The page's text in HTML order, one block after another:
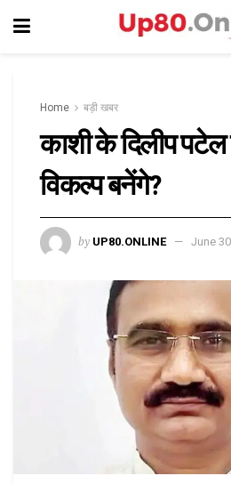
Home बड़ी खबर
काशी के दिलीप
विकल्प बनेंगे?
by UP80.ONLINE June